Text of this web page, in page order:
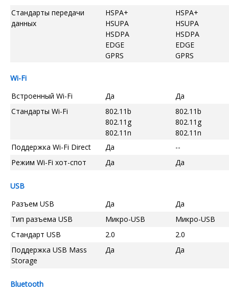
Стандарты передачи
данных
HSPA+
HSUPA
HSDPA
EDGE
GPRS
HSPA+
HSUPA
HSDPA
EDGE
GPRS
Wi-Fi
Встроенный Wi-Fi
Да
Да
Стандарты Wi-Fi
802.11b
802.11g
802.11n
802.11b
802.11g
802.11n
Поддержка Wi-Fi Direct
Да
--
Режим Wi-Fi хот-спот
Да Да
USB
Разъем USB
Да
Да
Тип разъема USB
Микро-USB
Микро-USB
Стандарт USB
2.0
2.0
Поддержка USB Mass
Storage
Да Да
Bluetooth